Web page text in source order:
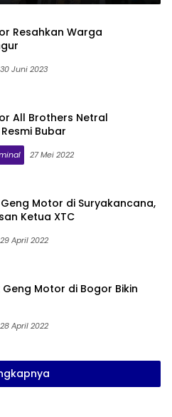
Resahkan Warga
30 Juni 2023
All Brothers Netral
Bubar
27 Mei 2022
Motor di Suryakancana,
Ketua XTC
29 April 2022
Motor di Bogor Bikin
28 April 2022